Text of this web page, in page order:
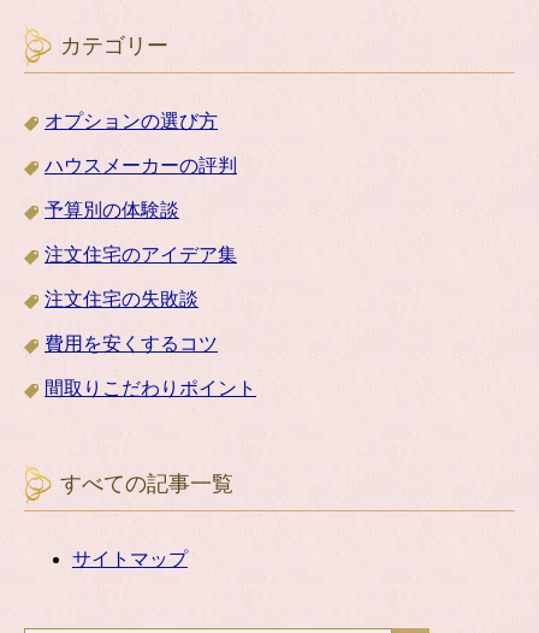
カテゴリー
オプションの選び方
ハウスメーカーの評判
予算別の体験談
注文住宅のアイデア集
注文住宅の失敗談
費用を安くするコツ
間取りこだわりポイント
すべての記事一覧
サイトマップ